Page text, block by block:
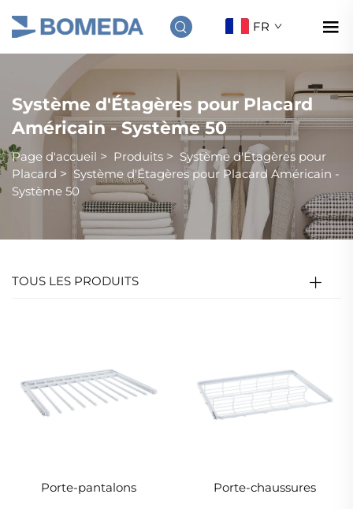
FR
Système d'Étagères pour Placard
Américain - Système 50
Page d'accueil > Produits > Système d'Étagères pour
Placard > Système d'Étagères pour Placard Américain -
Système 50
TOUS LES PRODUITS
Porte-pantalons Porte-chaussures